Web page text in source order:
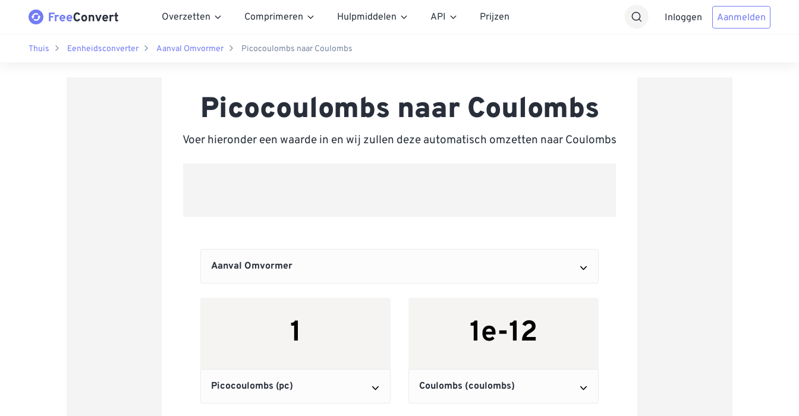
Overzetten Comprimeren Hulpmiddelen API Prijzen Inloggen Aanmelden
Thuis Eenheidsconverter Aanval Omvormer Picocoulombs naar Coulombs
Picocoulombs naar Coulombs
Voer hieronder een waarde in en wij zullen deze automatisch omzetten naar Coulombs